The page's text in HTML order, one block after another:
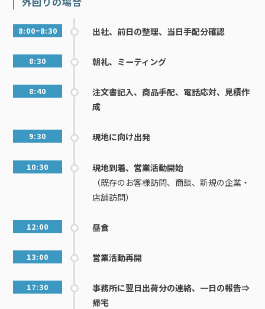
8:00~8:30 出社、前日の整理、当日手配分確認
8:30 朝礼、ミーティング
8:40
注文書記入、商品手配、電話応対、見積作
成
9:30 現地に向け出発
10:30
現地到着、営業活動開始
（既存のお客様訪問、商談、新規の企業・
店舗訪問）
12:00 昼食
13:00 営業活動再開
17:30
事務所に翌日出荷分の連絡、一日の報告⇒
帰宅